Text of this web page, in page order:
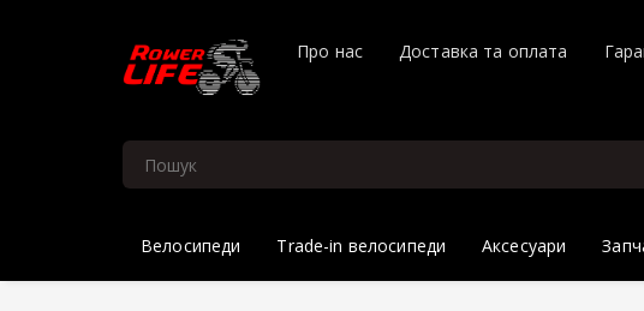
Про нас Доставка та оплата
Велосипеди Trade-in велосипеди Аксесуари